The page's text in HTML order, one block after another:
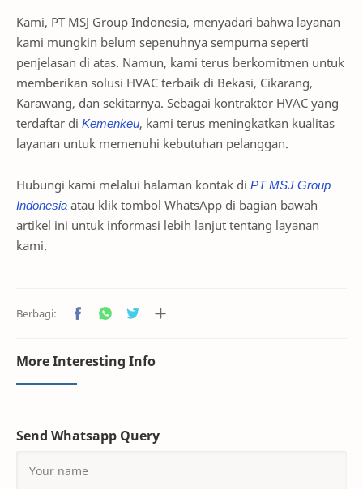
Kami, PT MSJ Group Indonesia, menyadari bahwa layanan
kami mungkin belum sepenuhnya sempurna seperti
penjelasan di atas. Namun, kami terus berkomitmen untuk
memberikan solusi HVAC terbaik di Bekasi, Cikarang,
Karawang, dan sekitarnya. Sebagai kontraktor HVAC yang
terdaftar di Kemenkeu, kami terus meningkatkan kualitas
layanan untuk memenuhi kebutuhan pelanggan.
Hubungi kami melalui halaman kontak di PTMSJ Group
Indonesia atau klik tombol WhatsApp di bagian bawah
artikel ini untuk informasi lebih lanjut tentang layanan
kami.
More Interesting Info
Send Whatsapp Query